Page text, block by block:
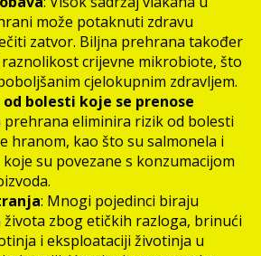
može potaknuti zdravu
zatvor. Biljna prehrana također
crijevne mikrobiote, što
cjelokupnim zdravljem.
bolesti koje se prenose
prehrana eliminira rizik od bolesti
hranom, kao što su salmonela i
koje su povezane s konzumacijom
: Mnogi pojedinci biraju
života zbog etičkih razloga, brinući
i eksploataciji životinja u